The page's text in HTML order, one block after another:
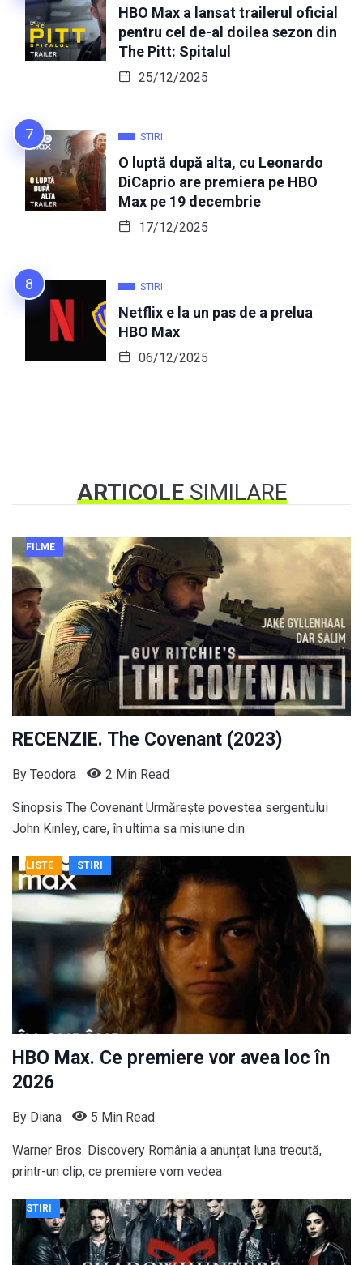
HBO Max a lansat trailerul oficial
pentru cel de-al doilea sezon din
The Pitt: Spitalul
25/12/2025
STIRI
O luptă după alta, cu Leonardo
DiCaprio are premiera pe HBO
Max pe 19 decembrie
17/12/2025
STIRI
Netflix e la un pas de a prelua
HBO Max
06/12/2025
ARTICOLESIMILARE
FILME
RECENZIE. The Covenant (2023)
By Teodora 2 Min Read
Sinopsis The Covenant Urmărește povestea sergentului
John Kinley, care, în ultima sa misiune din
LISTE STIRI
HBO Max. Ce premiere vor avea loc în
2026
By Diana 5 Min Read
Warner Bros. Discovery România a anunțat luna trecută,
printr-un clip, ce premiere vom vedea
STIRI